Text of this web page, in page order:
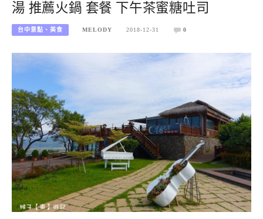
湯 推薦火鍋 套餐 下午茶蜜糖吐司
台中景點、美食 MELODY 2018-12-31 0